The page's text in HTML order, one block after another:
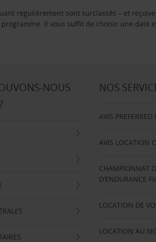
régulièrement sont surclassés – et
Il vous suffit de choisir une date
NOUS
NOS
AVIS PREFERRED
AVIS LOCATION
CHAMPIONNAT
D’ENDURANCE
LOCATION DE
LOCATION AU